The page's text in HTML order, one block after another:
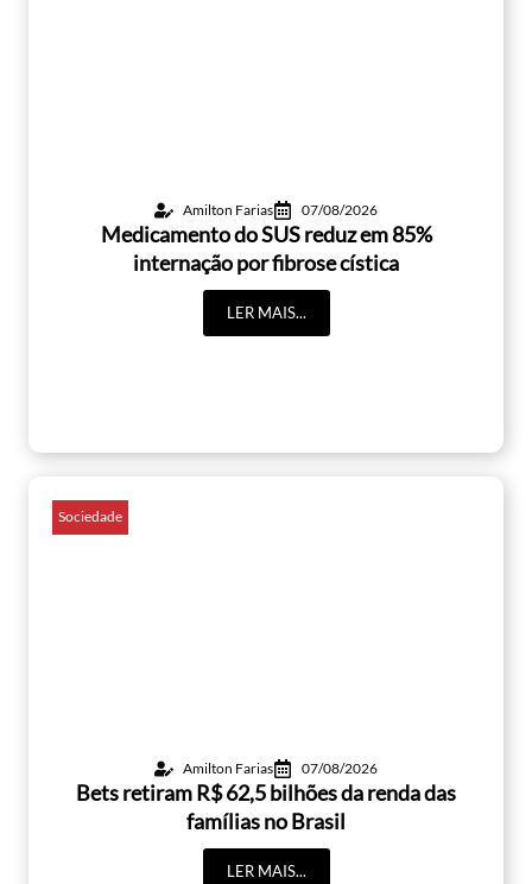
Amilton Farias 07/08/2026
Medicamento do SUS reduz em 85%
internação por fibrose cística
LER MAIS...
Sociedade
Amilton Farias 07/08/2026
Bets retiram R$ 62,5 bilhões da renda das
famílias no Brasil
LER MAIS...